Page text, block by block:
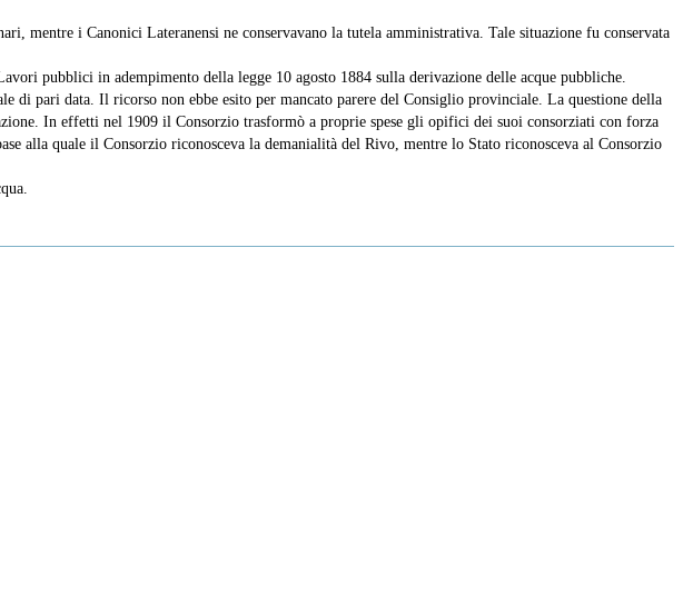
mentre i Canonici Lateranensi ne conservavano la tutela amministrativa. Tale situazione fu conservata
pubblici in adempimento della legge 10 agosto 1884 sulla derivazione delle acque pubbliche.
pari data. Il ricorso non ebbe esito per mancato parere del Consiglio provinciale. La questione della
In effetti nel 1909 il Consorzio trasformò a proprie spese gli opifici dei suoi consorziati con forza
alla quale il Consorzio riconosceva la demanialità del Rivo, mentre lo Stato riconosceva al Consorzio